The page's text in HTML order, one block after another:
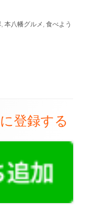
,本八幡グルメ,食べよう
ての飲食店 126th」 への
登録する